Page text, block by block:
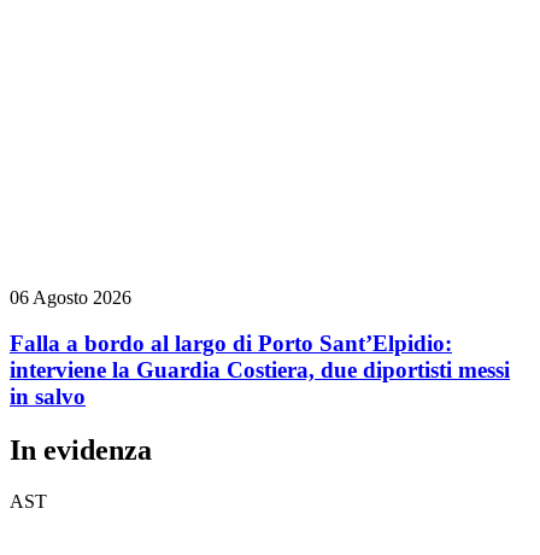
06 Agosto 2026
Falla a bordo al largo di Porto Sant’Elpidio:
interviene la Guardia Costiera, due diportisti messi
in salvo
In evidenza
AST